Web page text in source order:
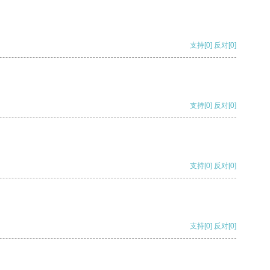
支持[0] 反对[0]
支持[0] 反对[0]
支持[0] 反对[0]
支持[0] 反对[0]